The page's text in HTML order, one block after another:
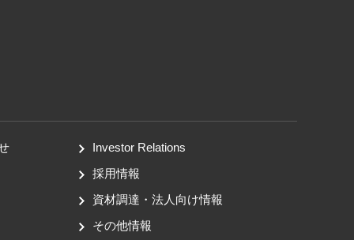
Investor Relations
採用情報
資材調達・法人向け情報
その他情報